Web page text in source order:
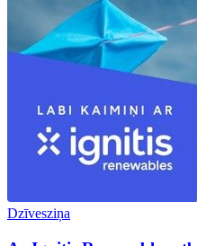
Dzīvesziņa